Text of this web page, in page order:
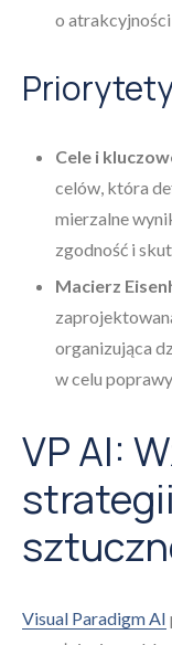
o
Cele i
celów, która
mierzalne
zgodność i
Macierz
organizująca
w celu
VP AI:
Visual Paradigm AI